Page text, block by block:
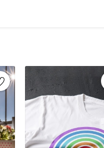
Duvar ve cam süslemeleri